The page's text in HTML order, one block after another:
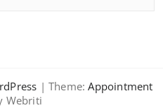
| Theme: Appointment
Webriti